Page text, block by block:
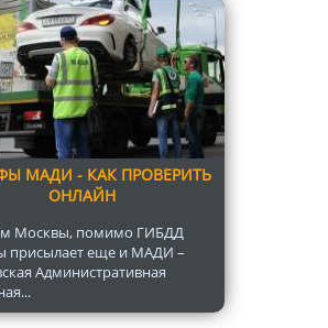
МАДИ - КАК ПРОВЕРИТЬ
ОНЛАЙН
Москвы, помимо ГИБДД
присылает еще и МАДИ –
Административная